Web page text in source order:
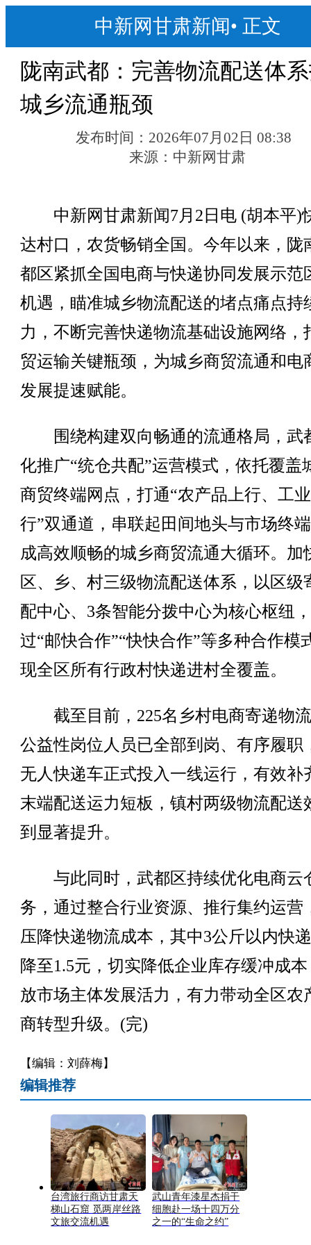
中新网甘肃新闻• 正文
陇南武都：完善物流配送体
城乡流通瓶颈
发布时间： 2026年07月02日 08:38
来源： 中新网甘肃
中新网甘肃新闻7月2日电 (胡本平)
达村口，农货畅销全国。今年以来，陇
都区紧抓全国电商与快递协同发展示范
机遇，瞄准城乡物流配送的堵点痛点持
力，不断完善快递物流基础设施网络，
贸运输关键瓶颈，为城乡商贸流通和电
发展提速赋能。
围绕构建双向畅通的流通格局，武
化推广“统仓共配”运营模式，依托覆盖
商贸终端网点，打通“农产品上行、工
行”双通道，串联起田间地头与市场终
成高效顺畅的城乡商贸流通大循环。加
区、乡、村三级物流配送体系，以区级
配中心、3条智能分拨中心为核心枢纽
过“邮快合作”“快快合作”等多种合作模
现全区所有行政村快递进村全覆盖。
截至目前，225名乡村电商寄递物
公益性岗位人员已全部到岗、有序履职
无人快递车正式投入一线运行，有效补
末端配送运力短板，镇村两级物流配送
到显著提升。
与此同时，武都区持续优化电商云
务，通过整合行业资源、推行集约运营
压降快递物流成本，其中3公斤以内快
降至1.5元，切实降低企业库存缓冲成
放市场主体发展活力，有力带动全区农
商转型升级。(完)
【编辑：刘薛梅】
编辑推荐
台湾旅行商访甘肃天
梯山石窟 觅两岸丝路
文旅交流机遇
武山青年漆星杰捐干
细胞赴一场十四万分
之一的“生命之约”